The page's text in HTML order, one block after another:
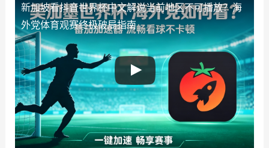
新加坡看抖音世界杯中文解说当前地区不可播放？海
外党体育观赛终极破局指南